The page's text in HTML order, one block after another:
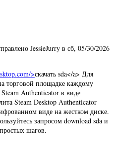
JessieJurry в сб, 05/30/2026
>скачать sda</a> Для
торговой площадке каждому
Authenticator в виде
Steam Desktop Authenticator
виде на жестком диске.
запросом download sda и
шагов.